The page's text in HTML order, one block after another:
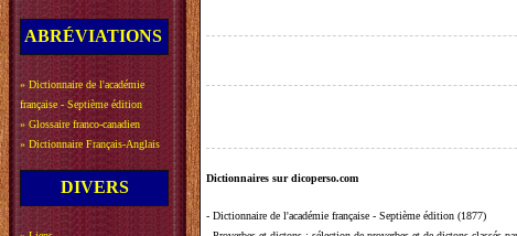
ABRÉVIATIONS
» Dictionnaire de l'académie
française - Septième édition
» Glossaire franco-canadien
» Dictionnaire Français-Anglais
DIVERS Dictionnaires sur dicoperso.com
- Dictionnaire de l'académie française - Septième édition (1877)